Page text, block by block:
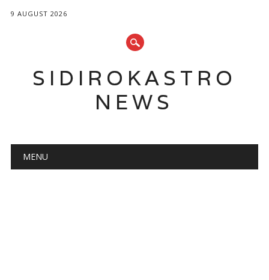
9 AUGUST 2026
SIDIROKASTRO
NEWS
Main menu
MENU